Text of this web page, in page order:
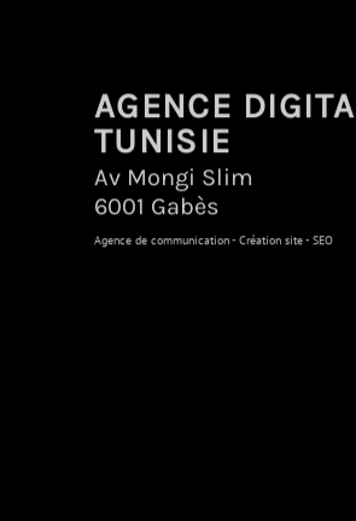
AGENCE
TUNISIE
Av Mongi Slim
6001 Gabès
Agence de communication - Création site - SEO